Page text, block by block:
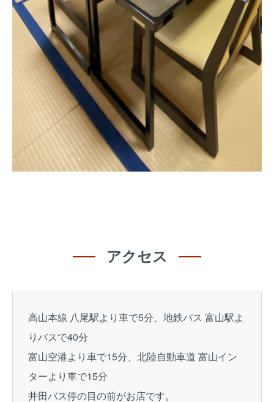
アクセス
高山本線 八尾駅より車で5分、地鉄バス 富山駅よ
りバスで40分
富山空港より車で15分、北陸自動車道 富山イン
ターより車で15分
井田バス停の目の前がお店です。